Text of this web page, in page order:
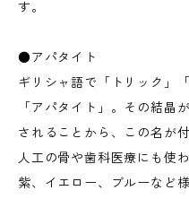
す。
●アパタイト
ギリシャ語で「トリック」
「アパタイト」。その結晶
されることから、この名が
人工の骨や歯科医療にも使
紫、イエロー、ブルーなど